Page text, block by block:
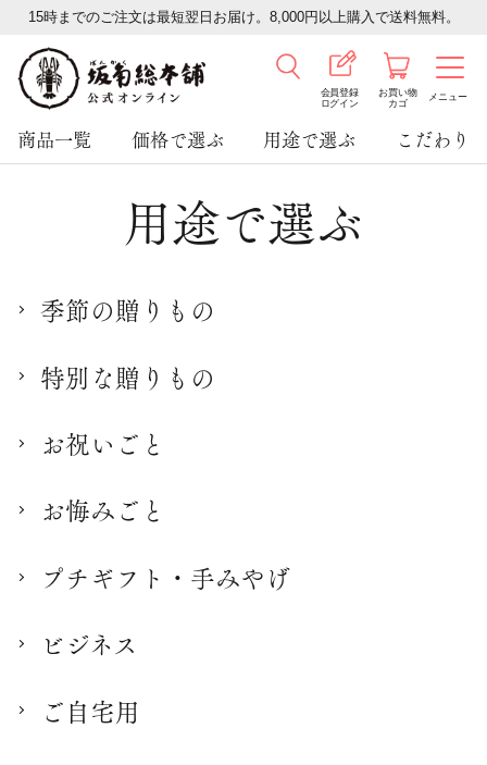
15時までのご注文は最短翌日お届け。8,000円以上購入で送料無料。
会員登録
ログイン
お買い物
カゴ
メニュー
商品一覧 価格で選ぶ 用途で選ぶ こだわり
用途で選ぶ
季節の贈りもの
特別な贈りもの
お祝いごと
お悔みごと
プチギフト・手みやげ
ビジネス
ご自宅用